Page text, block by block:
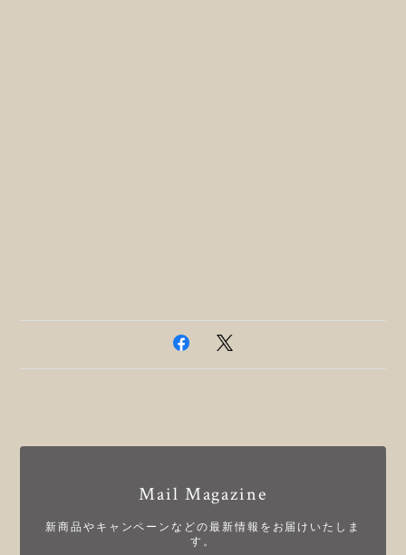
Mail Magazine
新商品やキャンペーンなどの最新情報をお届けいたしま
す。